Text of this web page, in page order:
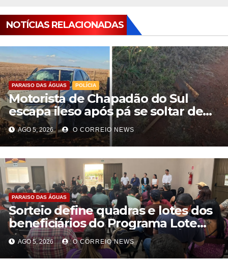
NOTÍCIAS RELACIONADAS
PARAISO DAS ÁGUAS POLÍCIA
Motorista de Chapadão do Sul
escapa ileso após pá se soltar de
caminhão e atingir carro na BR-060
AGO 5, 2026 O CORREIO NEWS
PARAISO DAS ÁGUAS
Sorteio define quadras e lotes dos
beneficiários do Programa Lote
Urbanizado em Paraíso das Águas
AGO 5, 2026 O CORREIO NEWS